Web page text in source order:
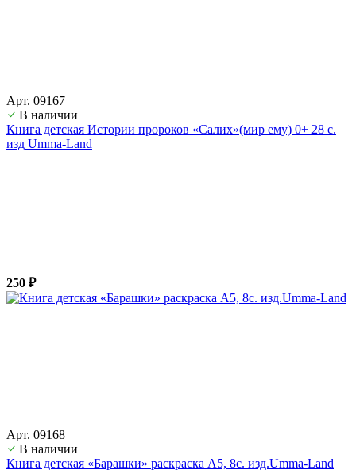
Арт. 09167
В наличии
Книга детская Истории пророков «Салих»(мир ему) 0+ 28 с.
изд Umma-Land
250 ₽
Арт. 09168
В наличии
Книга детская «Барашки» раскраска А5, 8с. изд.Umma-Land